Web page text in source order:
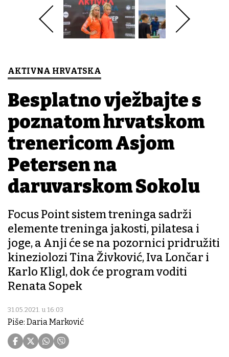
AKTIVNA HRVATSKA
Besplatno vježbajte s
poznatom hrvatskom
trenericom Asjom
Petersen na
daruvarskom Sokolu
Focus Point sistem treninga sadrži
elemente treninga jakosti, pilatesa i
joge, a Anji će se na pozornici pridružiti
kineziolozi Tina Živković, Iva Lončar i
Karlo Kligl, dok će program voditi
Renata Sopek
31.05.2021. u 16:03
Piše: Daria Marković